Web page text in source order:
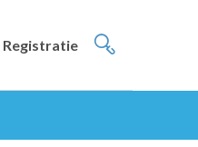
Registratie